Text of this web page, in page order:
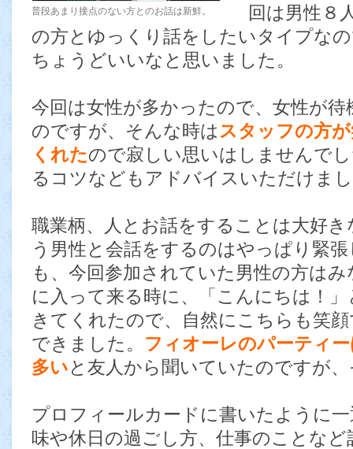
普段あまり接点のない方とのお話は新鮮。
回は男性８
の方とゆっくり話をしたいタイプな
ちょうどいいなと思いました。
今回は女性が多かったので、女性が
のですが、そんな時はスタッフの方
くれたので寂しい思いはしませんで
るコツなどもアドバイスいただけま
職業柄、人とお話をすることは大好
う男性と会話をするのはやっぱり緊
も、今回参加されていた男性の方は
に入って来る時に、「こんにちは！
きてくれたので、自然にこちらも笑
できました。 フィオーレのパーティ
多い と友人から聞いていたのですが
プロフィールカードに書いたように
味や休日の過ごし方、仕事のことな